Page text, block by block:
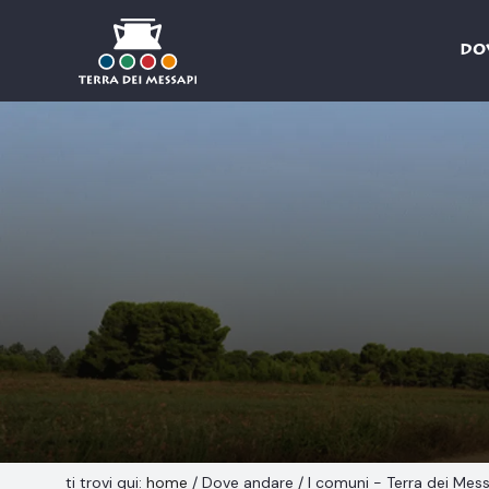
ti trovi qui: home / Dove andare / I comuni - Terra dei